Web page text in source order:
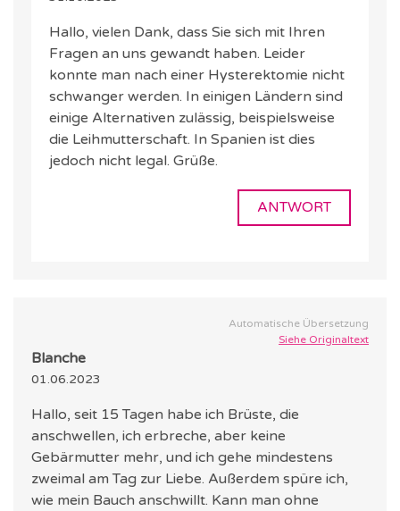
Hallo, vielen Dank, dass Sie sich mit Ihren
Fragen an uns gewandt haben. Leider
konnte man nach einer Hysterektomie nicht
schwanger werden. In einigen Ländern sind
einige Alternativen zulässig, beispielsweise
die Leihmutterschaft. In Spanien ist dies
jedoch nicht legal. Grüße.
ANTWORT
Automatische Übersetzung
Siehe Originaltext
Blanche
01.06.2023
Hallo, seit 15 Tagen habe ich Brüste, die
anschwellen, ich erbreche, aber keine
Gebärmutter mehr, und ich gehe mindestens
zweimal am Tag zur Liebe. Außerdem spüre ich,
wie mein Bauch anschwillt. Kann man ohne